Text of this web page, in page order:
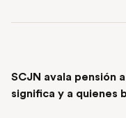
SCJN avala pensión
significa y a quienes